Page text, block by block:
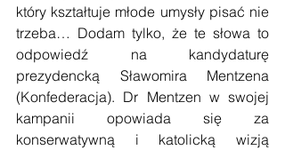
który kształtuje młode umysły pisać nie
trzeba… Dodam tylko, że te słowa to
odpowiedź na kandydaturę
prezydencką Sławomira Mentzena
(Konfederacja). Dr Mentzen w swojej
kampanii opowiada się za
konserwatywną i katolicką wizją